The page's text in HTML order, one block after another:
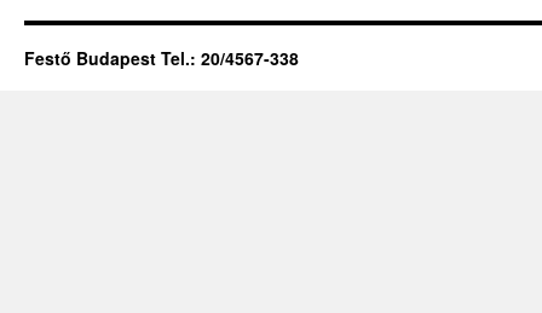
Festő Budapest Tel.: 20/4567-338